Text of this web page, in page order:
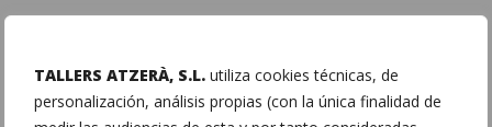
TALLERS ATZERÀ, S.L. utiliza cookies técnicas, de
personalización, análisis propias (con la única finalidad de
COMPARTE